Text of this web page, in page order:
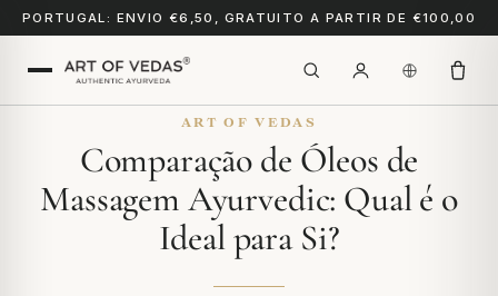
PORTUGAL: ENVIO €6,50, GRATUITO A PARTIR DE €100,00
ART OF VEDAS
Comparação de Óleos de
Massagem Ayurvedic: Qual é o
Ideal para Si?